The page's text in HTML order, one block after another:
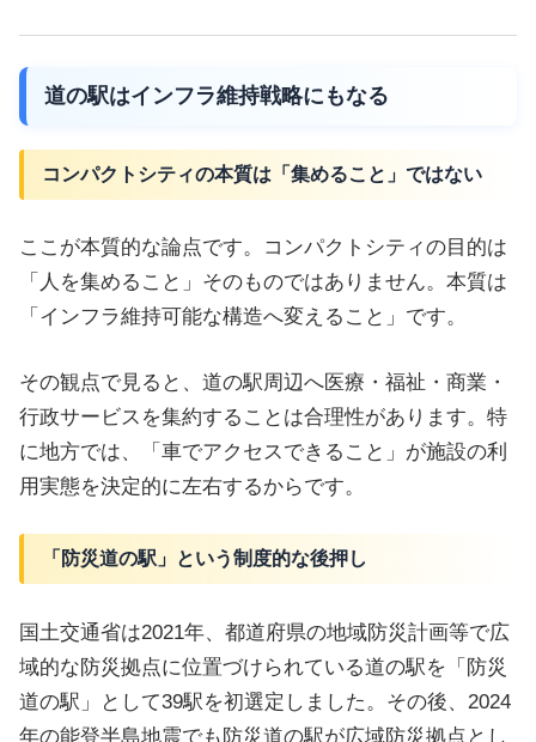
道の駅はインフラ維持戦略にもなる
コンパクトシティの本質は「集めること」ではない
ここが本質的な論点です。コンパクトシティの目的は
「人を集めること」そのものではありません。本質は
「インフラ維持可能な構造へ変えること」です。
その観点で見ると、道の駅周辺へ医療・福祉・商業・
行政サービスを集約することは合理性があります。特
に地方では、「車でアクセスできること」が施設の利
用実態を決定的に左右するからです。
「防災道の駅」という制度的な後押し
国土交通省は2021年、都道府県の地域防災計画等で広
域的な防災拠点に位置づけられている道の駅を「防災
道の駅」として39駅を初選定しました。その後、2024
年の能登半島地震でも防災道の駅が広域防災拠点とし